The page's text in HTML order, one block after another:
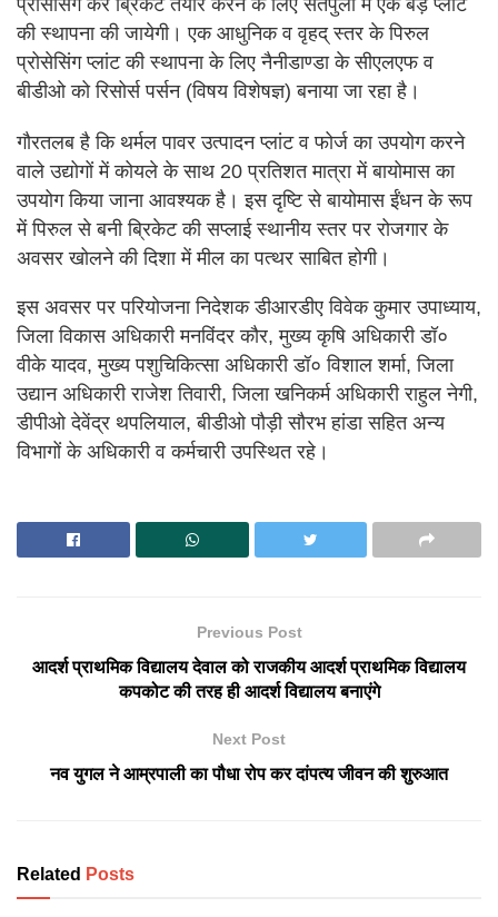
की स्थापना की जायेगी। एक आधुनिक व वृहद् स्तर के पिरुल
प्रोसेसिंग प्लांट की स्थापना के लिए नैनीडाण्डा के सीएलएफ व
बीडीओ को रिसोर्स पर्सन (विषय विशेषज्ञ) बनाया जा रहा है।
गौरतलब है कि थर्मल पावर उत्पादन प्लांट व फोर्ज का उपयोग करने
वाले उद्योगों में कोयले के साथ 20 प्रतिशत मात्रा में बायोमास का
उपयोग किया जाना आवश्यक है। इस दृष्टि से बायोमास ईंधन के रूप
में पिरुल से बनी ब्रिकेट की सप्लाई स्थानीय स्तर पर रोजगार के
अवसर खोलने की दिशा में मील का पत्थर साबित होगी।
इस अवसर पर परियोजना निदेशक डीआरडीए विवेक कुमार उपाध्याय,
जिला विकास अधिकारी मनविंदर कौर, मुख्य कृषि अधिकारी डॉ०
वीके यादव, मुख्य पशुचिकित्सा अधिकारी डॉ० विशाल शर्मा, जिला
उद्यान अधिकारी राजेश तिवारी, जिला खनिकर्म अधिकारी राहुल नेगी,
डीपीओ देवेंद्र थपलियाल, बीडीओ पौड़ी सौरभ हांडा सहित अन्य
विभागों के अधिकारी व कर्मचारी उपस्थित रहे।
Previous Post
आदर्श प्राथमिक विद्यालय देवाल को राजकीय आदर्श प्राथमिक विद्यालय
कपकोट की तरह ही आदर्श विद्यालय बनाएंगे
Next Post
नव युगल ने आम्रपाली का पौधा रोप कर दांपत्य जीवन की शुरुआत
Related Posts